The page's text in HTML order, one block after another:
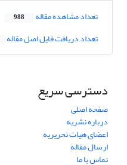
تعداد مشاهده مقاله 988
تعداد دریافت فایل اصل مقاله
دسترسی سریع
صفحه اصلی
درباره نشریه
اعضای هیات تحریریه
ارسال مقاله
تماس با ما